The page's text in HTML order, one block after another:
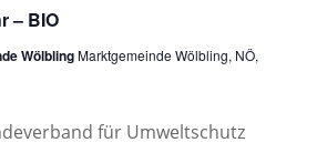
– BIO
WölblingMarktgemeinde Wölbling, NÖ,